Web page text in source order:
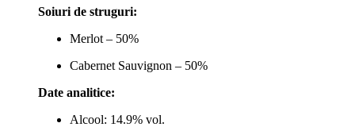
Soiuri de struguri:
Merlot – 50%
Cabernet Sauvignon – 50%
Date analitice:
Alcool: 14.9% vol.